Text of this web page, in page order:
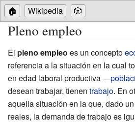
🏠 Wikipedia 🎲
Pleno empleo
El pleno empleo es un concepto
referencia a la situación en la cual
en edad laboral productiva —
desean trabajar, tienen trabajo. En
aquella situación en la que, dado
reales, la demanda de trabajo es